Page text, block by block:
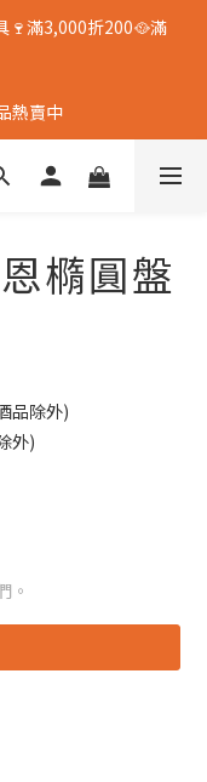
🍷滿3,000折200🥘滿
熱賣中
橢圓盤
品除外)
外)
。